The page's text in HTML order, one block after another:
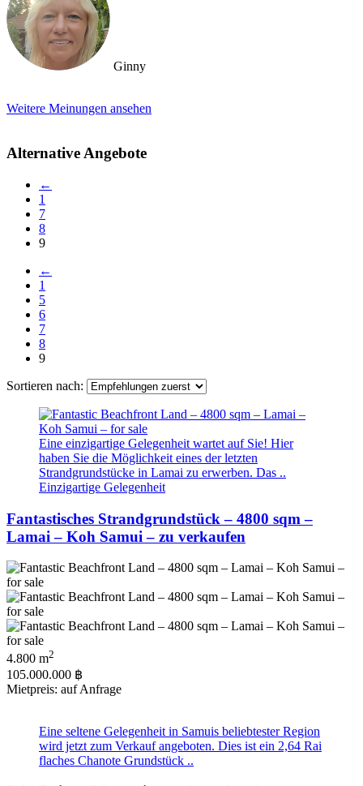
Ginny
Weitere Meinungen ansehen
Alternative Angebote
←
1
7
8
9
←
1
5
6
7
8
9
Sortieren nach:
Eine einzigartige Gelegenheit wartet auf Sie! Hier
haben Sie die Möglichkeit eines der letzten
Strandgrundstücke in Lamai zu erwerben. Das ..
Einzigartige Gelegenheit
Fantastisches Strandgrundstück – 4800 sqm –
Lamai – Koh Samui – zu verkaufen
4.800 m2
105.000.000 ฿
Mietpreis: auf Anfrage
Eine seltene Gelegenheit in Samuis beliebtester Region
wird jetzt zum Verkauf angeboten. Dies ist ein 2,64 Rai
flaches Chanote Grundstück ..